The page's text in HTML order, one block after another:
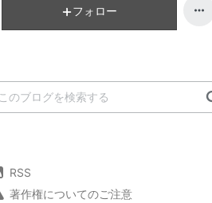
フォロー
RSS
著作権についてのご注意